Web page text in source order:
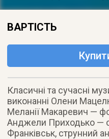
ВАРТІСТЬ
Класичні та сучасні
виконанні Олени
Меланії Макаревич —
Анджели Приходько —
Франківськ, струнний